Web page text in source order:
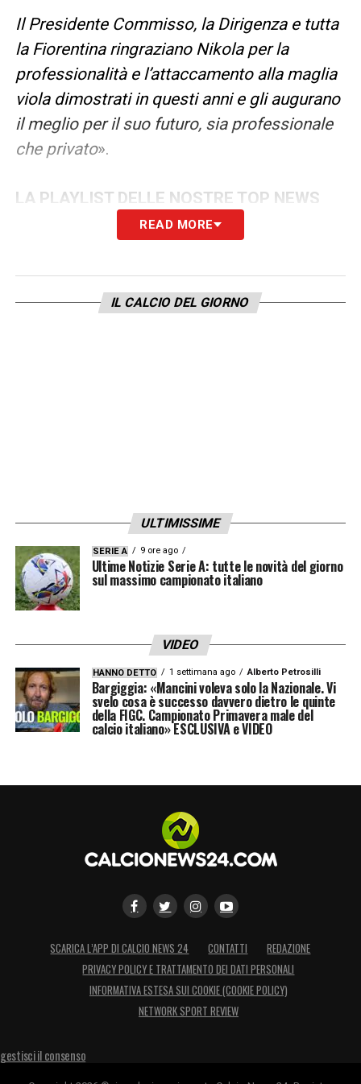
Il Presidente Commisso, la Dirigenza e tutta
la Fiorentina ringraziano Nikola per la
professionalità e l’attaccamento alla maglia
viola dimostrati in questi anni e gli augurano
il meglio per il suo futuro, sia professionale
che privato».
LA PLAYLIST DELLE NOSTRE TOP NEWS
READ MORE
IL CALCIO DEL GIORNO
ULTIMISSIME
SERIE A 9 ore ago
Ultime Notizie Serie A: tutte le novità del giorno
sul massimo campionato italiano
VIDEO
HANNO DETTO 1 settimana ago Alberto Petrosilli
Bargiggia: «Mancini voleva solo la Nazionale. Vi
svelo cosa è successo davvero dietro le quinte
della FIGC. Campionato Primavera male del
calcio italiano» ESCLUSIVA e VIDEO
SCARICA L’APP DI CALCIO NEWS 24 CONTATTI
REDAZIONE
PRIVACY POLICY E TRATTAMENTO DEI DATI PERSONALI
INFORMATIVA ESTESA SUI COOKIE (COOKIE POLICY)
NETWORK SPORT REVIEW
gestisci il consenso